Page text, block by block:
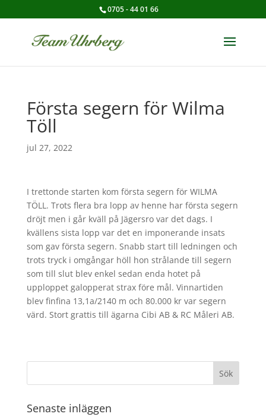
0705 - 44 01 66
Första segern för Wilma
Töll
jul 27, 2022
I trettonde starten kom första segern för WILMA
TÖLL. Trots flera bra lopp av henne har första segern
dröjt men i går kväll på Jägersro var det dags. I
kvällens sista lopp var det en imponerande insats
som gav första segern. Snabb start till ledningen och
trots tryck i omgångar höll hon strålande till segern
som till slut blev enkel sedan enda hotet på
upploppet galopperat strax före mål. Vinnartiden
blev finfina 13,1a/2140 m och 80.000 kr var segern
värd. Stort grattis till ägarna Cibi AB & RC Måleri AB.
Senaste inläggen